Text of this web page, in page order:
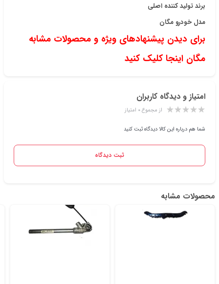
برند تولید کننده اصلی
مدل خودرو مگان
برای دیدن پیشنهادهای ویژه و محصولات مشابه
مگان اینجا کلیک کنید
امتیاز و دیدگاه کاربران
از مجموع ۰ امتیاز
شما هم درباره این کالا دیدگاه ثبت کنید
ثبت دیدگاه
محصولات مشابه